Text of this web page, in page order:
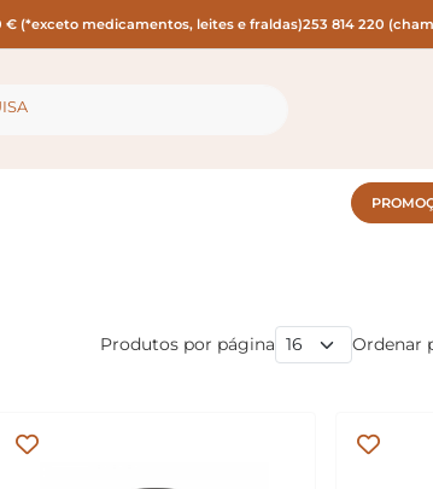
(*exceto medicamentos, leites e fraldas)253 814 220
Produtos por página Ordenar